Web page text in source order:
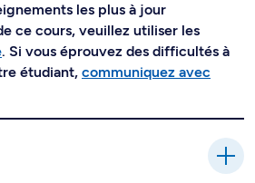
les plus à jour
ce cours, veuillez utiliser les
. Si vous éprouvez des difficultés à
étudiant, communiquez avec